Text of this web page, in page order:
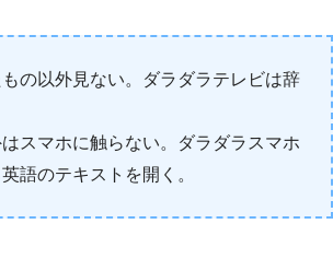
の以外見ない。ダラダラテレビは辞
スマホに触らない。ダラダラスマホ
語のテキストを開く。